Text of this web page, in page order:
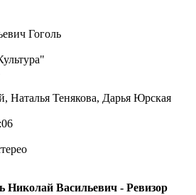
Гоголь
Наталья Тенякова, Дарья Юрская
Николай Васильевич - Ревизор